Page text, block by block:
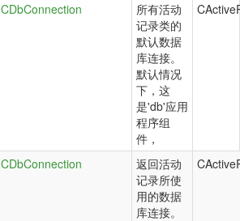
CDbConnection
所有活动
记录类的
默认数据
库连接。
默认情况
下，这
是'db'应用
程序组
件，
CDbConnection
返回活动
记录所使
用的数据
库连接。